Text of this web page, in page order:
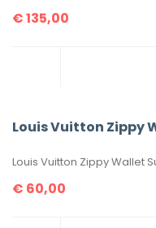
€135,00
€ 60,00